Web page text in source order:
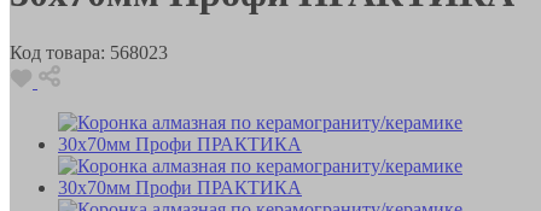
Код товара: 568023